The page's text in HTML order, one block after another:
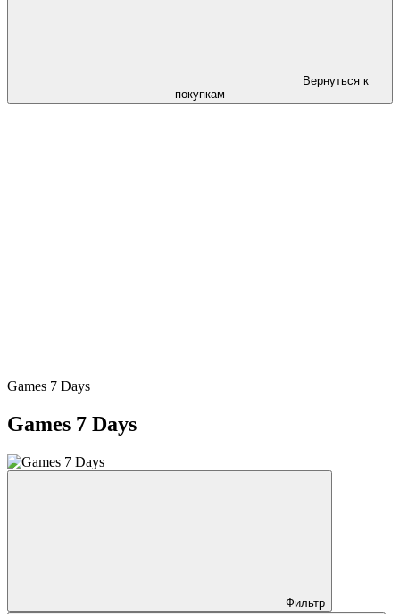
Вернуться к
покупкам
Games 7 Days
Games 7 Days
Фильтр